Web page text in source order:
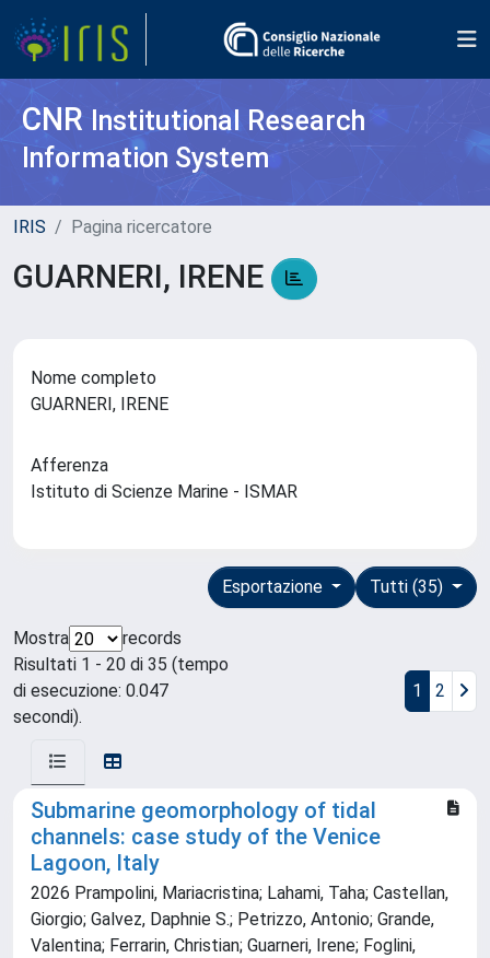
CNR Institutional Research
Information System
IRIS Pagina ricercatore
GUARNERI, IRENE
Nome completo
GUARNERI, IRENE
Afferenza
Istituto di Scienze Marine - ISMAR
Tutti (35)
Esportazione
Mostra
records
Risultati 1 - 20 di 35 (tempo
di esecuzione: 0.047
secondi).
1 2
Submarine geomorphology of tidal
channels: case study of the Venice
Lagoon, Italy
2026 Prampolini, Mariacristina; Lahami, Taha; Castellan,
Giorgio; Galvez, Daphnie S.; Petrizzo, Antonio; Grande,
Valentina; Ferrarin, Christian; Guarneri, Irene; Foglini,